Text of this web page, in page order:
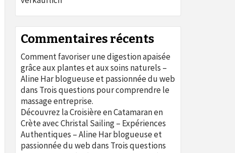
Commentaires récents
Comment favoriser une digestion apaisée
grâce aux plantes et aux soins naturels –
Aline Har blogueuse et passionnée du web
dans Trois questions pour comprendre le
massage entreprise.
Découvrez la Croisière en Catamaran en
Crète avec Christal Sailing – Expériences
Authentiques – Aline Har blogueuse et
passionnée du webdans Trois questions